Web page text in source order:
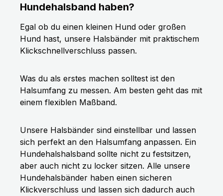
Hundehalsband haben?
Egal ob du einen kleinen Hund oder großen
Hund hast, unsere Halsbänder mit praktischem
Klickschnellverschluss passen.
Was du als erstes machen solltest ist den
Halsumfang zu messen. Am besten geht das mit
einem flexiblen Maßband.
Unsere Halsbänder sind einstellbar und lassen
sich perfekt an den Halsumfang anpassen. Ein
Hundehalshalsband sollte nicht zu festsitzen,
aber auch nicht zu locker sitzen. Alle unsere
Hundehalsbänder haben einen sicheren
Klickverschluss und lassen sich dadurch auch